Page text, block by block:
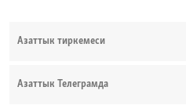
Азаттык тиркемеси
Азаттык Телеграмда